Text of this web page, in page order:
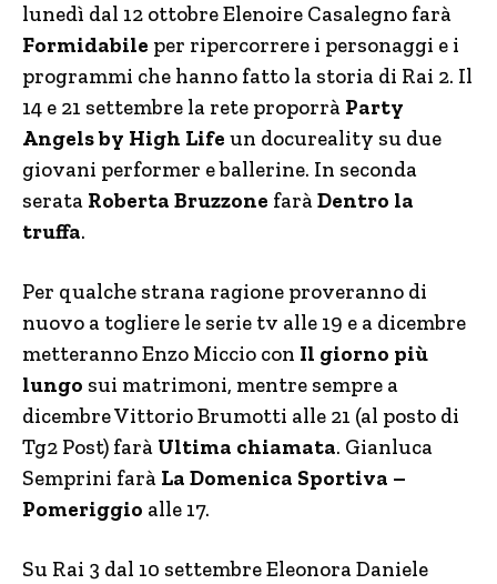
lunedì dal 12 ottobre Elenoire Casalegno farà
Formidabile per ripercorrere i personaggi e i
programmi che hanno fatto la storia di Rai 2. Il
14 e 21 settembre la rete proporrà Party
Angels by High Life un docureality su due
giovani performer e ballerine. In seconda
serata Roberta Bruzzone faràDentro la
truffa.
Per qualche strana ragione proveranno di
nuovo a togliere le serie tv alle 19 e a dicembre
metteranno Enzo Miccio con Il giorno più
lungo sui matrimoni, mentre sempre a
dicembre Vittorio Brumotti alle 21 (al posto di
Tg2 Post) farà Ultima chiamata. Gianluca
Semprini farà La Domenica Sportiva –
Pomeriggio alle 17.
Su Rai 3 dal 10 settembre Eleonora Daniele